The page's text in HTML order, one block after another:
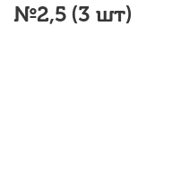
№2,5 (3 шт)